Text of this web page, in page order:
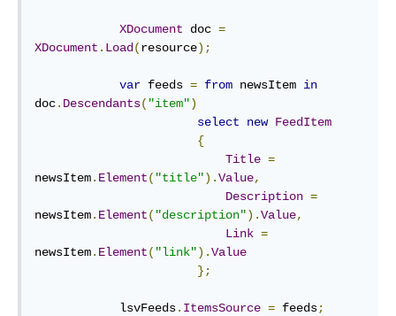
XDocument doc =
XDocument . Load (resource);
var feeds = from newsItem in
doc. Descendants( "item")
select
new FeedItem
{
Title =
newsItem. Element( "title").Value,
Description =
newsItem. Element( "description").Value,
Link =
newsItem. Element( "link").Value
};
            lsvFeeds
. ItemsSource = feeds;